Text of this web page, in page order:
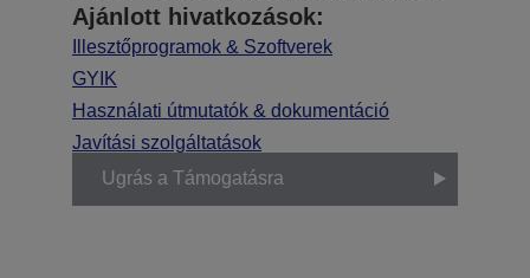
Ajánlott hivatkozások:
Illesztőprogramok & Szoftverek
GYIK
Használati útmutatók & dokumentáció
Javítási szolgáltatások
Ugrás a Támogatásra